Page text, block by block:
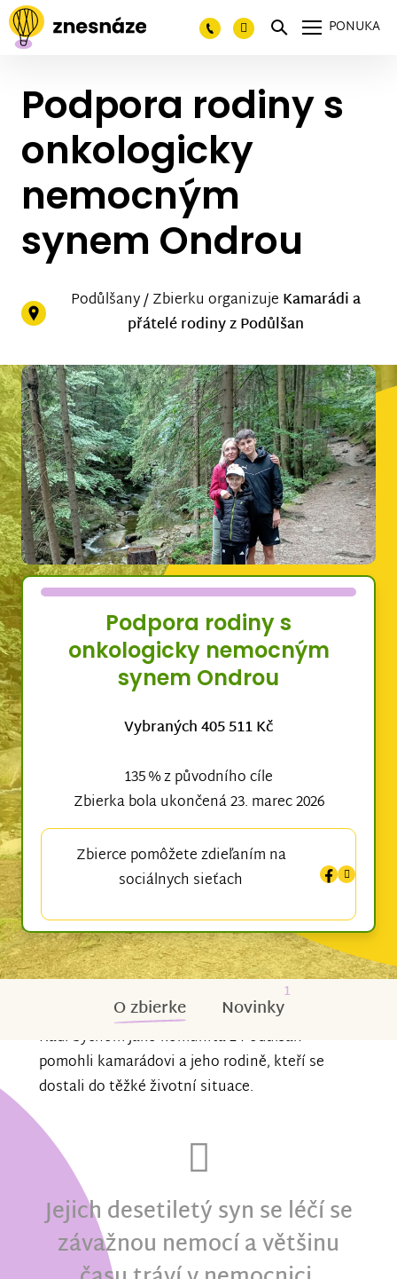
PONUKA
Podpora rodiny s
onkologicky
nemocným
synem Ondrou
Podůlšany / Zbierku organizuje Kamarádi a
přátelé rodiny z Podůlšan
Podpora rodiny s
onkologicky nemocným
synem Ondrou
Vybraných 405 511 Kč
135 % z původního cíle
Zbierka bola ukončená 23. marec 2026
Zbierce pomôžete zdieľaním na
sociálnych sieťach
O zbierke Novinky
1
Rádi bychom jako komunita z Podůlšan
pomohli kamarádovi a jeho rodině, kteří se
dostali do těžké životní situace.
Jejich desetiletý syn se léčí se
závažnou nemocí a většinu